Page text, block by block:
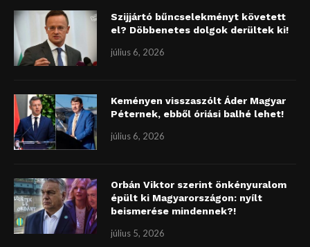
Szijjártó bűncselekményt követett
el? Döbbenetes dolgok derültek ki!
július 6, 2026
Keményen visszaszólt Áder Magyar
Péternek, ebből óriási balhé lehet!
július 6, 2026
Orbán Viktor szerint önkényuralom
épült ki Magyarországon: nyílt
beismerése mindennek?!
július 5, 2026